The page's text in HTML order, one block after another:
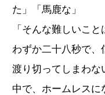
た」「馬鹿な」
「そんな難しいこ
わずか二十八秒で、
渡り切ってしまわな
中で、ホームレスに